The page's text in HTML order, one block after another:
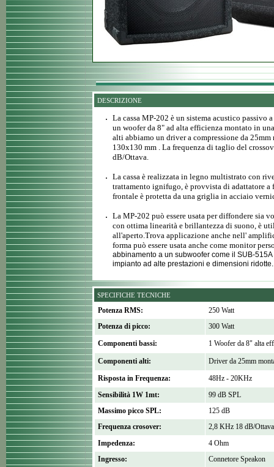
DESCRIZIONE
La cassa MP-202 è un sistema acustico passivo
un woofer da 8" ad alta efficienza montato in
alti abbiamo un driver a compressione da
130x130 mm . La frequenza di taglio del
dB/Ottava.
La cassa è realizzata in legno multistrato con
trattamento ignifugo, è provvista di adattatore a
frontale è protetta da una griglia in acciaio
La MP-202 può essere usata per diffondere sia
con ottima linearità e brillantezza di suono, è
all'aperto.Trova applicazione anche nell'
forma può essere usata anche come monitor
abbinamento a un subwoofer come il SUB-
impianto ad alte prestazioni e dimensioni ridotte.
SPECIFICHE TECNICHE
Potenza RMS:
250 Watt
Potenza di picco:
300 Watt
Componenti bassi:
1 Woofer da 8" alta
Componenti alti:
Driver da 25mm
Risposta in Frequenza:
48Hz - 20KHz
Sensibilità 1W 1mt:
99 dB SPL
Massimo picco SPL:
125 dB
Frequenza crosover:
2,8 KHz 18 dB/Ottava
Impedenza:
4 Ohm
Ingresso:
Connetore Speakon